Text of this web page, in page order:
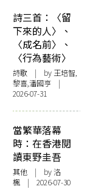
詩三首：〈留
下來的人〉、
〈成名前〉、
〈行為藝術〉
詩歌 | by 王培智,
黎喜,潘國亨 |
2026-07-31
當繁華落幕
時：在香港閱
讀東野圭吾
其他 | by洛
楓 | 2026-07-30